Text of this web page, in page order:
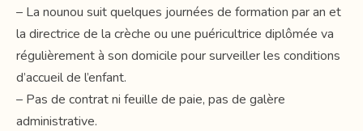
– La nounou suit quelques journées de formation par an et
la directrice de la crèche ou une puéricultrice diplômée va
régulièrement à son domicile pour surveiller les conditions
d’accueil de l’enfant.
– Pas de contrat ni feuille de paie, pas de galère
administrative.